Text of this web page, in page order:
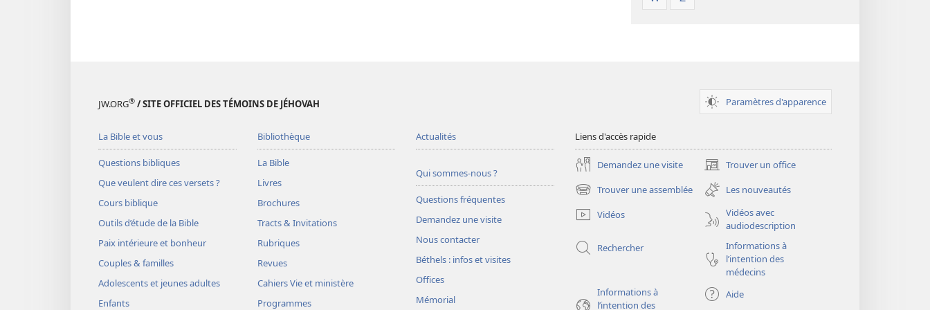
JW.ORG® / SITE OFFICIEL DES TÉMOINS DE JÉHOVAH Paramètres d'apparence
La Bible et vous
Questions bibliques
Que veulent dire ces versets ?
Cours biblique
Outils d’étude de la Bible
Paix intérieure et bonheur
Couples & familles
Adolescents et jeunes adultes
Enfants
Bibliothèque
La Bible
Livres
Brochures
Tracts & Invitations
Rubriques
Revues
Cahiers Vie et ministère
Programmes
Actualités
Qui sommes-nous ?
Questions fréquentes
Demandez une visite
Nous contacter
Béthels : infos et visites
Offices
Mémorial
Liens d'accès rapide
Demandez une visite Trouver un office
(ouvre
une
nouvelle
fenêtre)
Trouver une assemblée
(ouvre
une
nouvelle
Les nouveautés
Vidéos
Vidéos avec
audiodescription
Rechercher
Informations à
l’intention des
médecins
Informations à
l’intention des
Aide